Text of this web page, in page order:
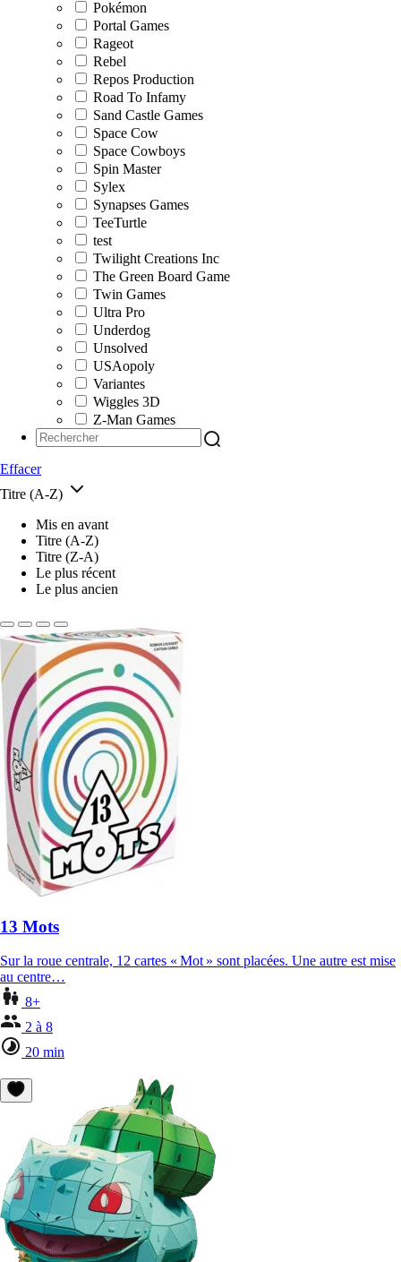
Pokémon
Portal Games
Rageot
Rebel
Repos Production
Road To Infamy
Sand Castle Games
Space Cow
Space Cowboys
Spin Master
Sylex
Synapses Games
TeeTurtle
test
Twilight Creations Inc
The Green Board Game
Twin Games
Ultra Pro
Underdog
Unsolved
USAopoly
Variantes
Wiggles 3D
Z-Man Games
Effacer
Titre (A-Z)
Mis en avant
Titre (A-Z)
Titre (Z-A)
Le plus récent
Le plus ancien
13 Mots
Sur la roue centrale, 12 cartes « Mot » sont placées. Une autre est mise
au centre…
8+
2 à 8
20 min